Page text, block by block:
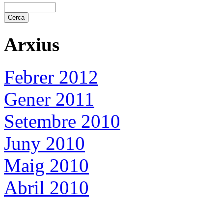
Arxius
Febrer 2012
Gener 2011
Setembre 2010
Juny 2010
Maig 2010
Abril 2010